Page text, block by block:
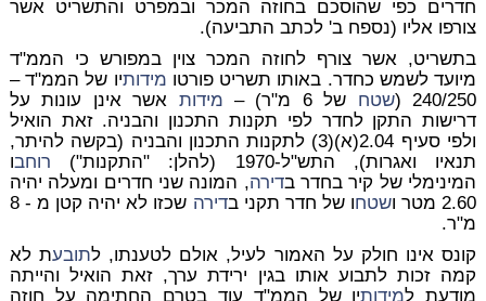
חדרים כפי שהוסכם בחוזה המכר ובמפרט והתשריט אשר
צורפו אליו (נספח ב' לכתב התביעה).
בתשריט, אשר צורף לחוזה המכר צוין במפורש כי הממ"ד
מיועד לשמש כחדר. באותו תשריט פורטו מידותיו של הממ"ד –
240/250 (
שטח של 6 מ"ר) – מידות אשר אינן עונות על
דרישות התקן לחדר לפי תקנות התכנון והבניה. זאת הואיל
ולפי סעיף 2.04(א)(3) לתקנות התכנון והבניה (בקשה להיתר,
תנאיו ואגרות), התש"ל-1970 (להלן: "התקנות")
רוחבו
המינימלי של קיר בחדר בדירה, המונה שני חדרים ומעלה יהיה
2.60 מטר ו
שטחו של חדר תקני בדירה
שכזו לא יהיה קטן מ - 8
מ"ר.
קונס אינו חולק על האמור לעיל, אולם לטענתו, לתובעת לא
קמה זכות לתבוע אותו בגין ירידת ערך, זאת הואיל והייתה
מודעת למידותיו של הממ"ד עוד בטרם החתימה על חוזה